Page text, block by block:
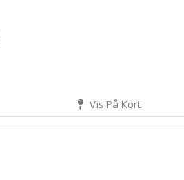
Vis På Kort